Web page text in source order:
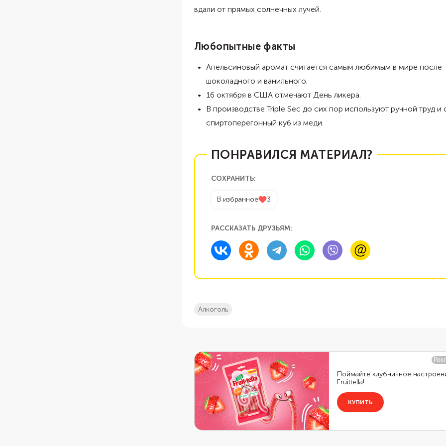
вдали от прямых солнечных лучей.
Любопытные факты
Апельсиновый аромат считается самым любимым в мире после
шоколадного и ванильного.
16 октября в США отмечают День ликера.
В производстве Triple Sec до сих пор используют ручной труд и
спиртоперегонный куб из меди.
ПОНРАВИЛСЯ МАТЕРИАЛ?
СОХРАНИТЬ:
В избранное 3
РАССКАЗАТЬ ДРУЗЬЯМ:
алкоголь